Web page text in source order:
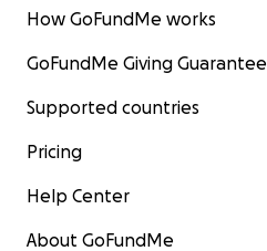
How GoFundMe works
GoFundMe Giving Guarantee
Supported countries
Pricing
Help Center
About GoFundMe